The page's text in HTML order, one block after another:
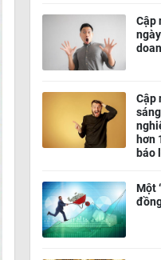
Cập
Cập
hơn
báo
Một